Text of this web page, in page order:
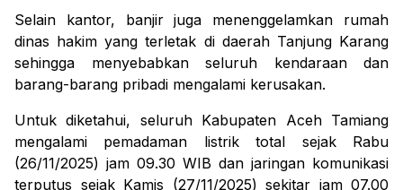
Selain kantor, banjir juga menenggelamkan rumah
dinas hakim yang terletak di daerah Tanjung Karang
sehingga menyebabkan seluruh kendaraan dan
barang-barang pribadi mengalami kerusakan.
Untuk diketahui, seluruh Kabupaten Aceh Tamiang
mengalami pemadaman listrik total sejak Rabu
(26/11/2025) jam 09.30 WIB dan jaringan komunikasi
terputus sejak Kamis (27/11/2025) sekitar jam 07.00